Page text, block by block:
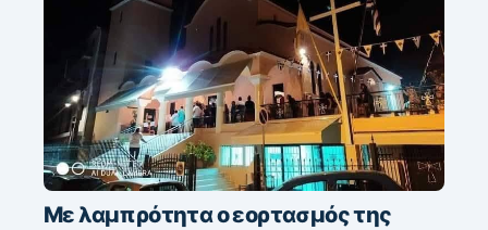
Με λαμπρότητα ο εορτασμός της